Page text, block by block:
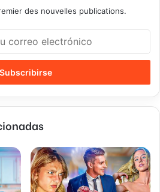
des nouvelles publications.